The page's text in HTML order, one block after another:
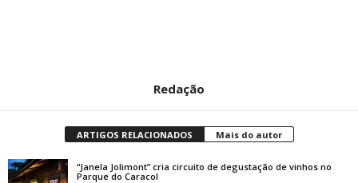
Redação
ARTIGOS RELACIONADOS Mais do autor
“Janela Jolimont” cria circuito de degustação de vinhos no
Parque do Caracol